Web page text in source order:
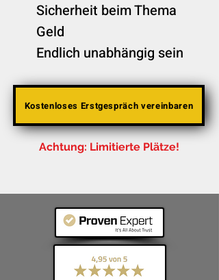
Sicherheit beim Thema
Geld
Endlich unabhängig sein
Kostenloses Erstgespräch vereinbaren
Achtung: Limitierte Plätze!